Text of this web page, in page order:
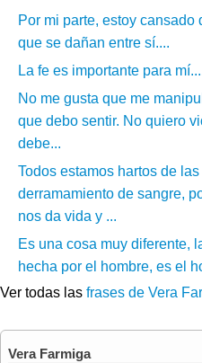
Por mi parte, estoy
que se dañan entre sí....
La fe es importante para
No me gusta que me
que debo sentir. No quiero
debe...
Todos estamos hartos de
derramamiento de sangre,
nos da vida y ...
Es una cosa muy diferente,
hecha por el hombre, es el
Ver todas las frases de Vera
Vera Farmiga